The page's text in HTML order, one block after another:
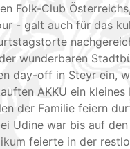
Folk-Club
- galt auch für das
wunderbaren
day-off in Steyr ein,
AKKU ein
der Familie feiern
Udine war bis auf
feierte in der